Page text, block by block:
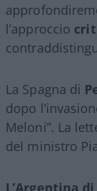
l’approccio
La Spagna di
dopo
Meloni”. La
del ministro
L’Argentina